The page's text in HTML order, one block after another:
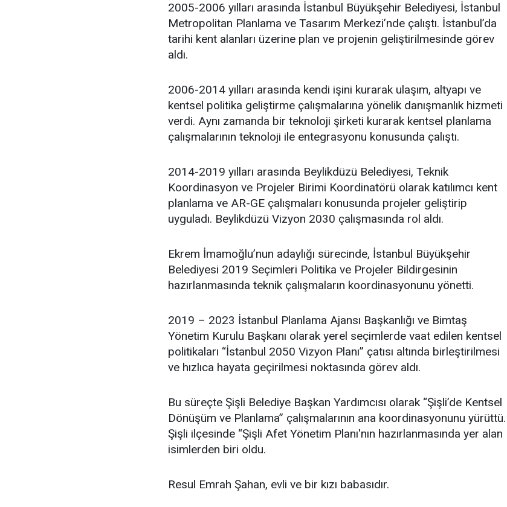
2005-2006 yılları arasında İstanbul Büyükşehir Belediyesi, İstanbul
Metropolitan Planlama ve Tasarım Merkezi’nde çalıştı. İstanbul’da
tarihi kent alanları üzerine plan ve projenin geliştirilmesinde görev
aldı.
2006-2014 yılları arasında kendi işini kurarak ulaşım, altyapı ve
kentsel politika geliştirme çalışmalarına yönelik danışmanlık hizmeti
verdi. Aynı zamanda bir teknoloji şirketi kurarak kentsel planlama
çalışmalarının teknoloji ile entegrasyonu konusunda çalıştı.
2014-2019 yılları arasında Beylikdüzü Belediyesi, Teknik
Koordinasyon ve Projeler Birimi Koordinatörü olarak katılımcı kent
planlama ve AR-GE çalışmaları konusunda projeler geliştirip
uyguladı. Beylikdüzü Vizyon 2030 çalışmasında rol aldı.
Ekrem İmamoğlu’nun adaylığı sürecinde, İstanbul Büyükşehir
Belediyesi 2019 Seçimleri Politika ve Projeler Bildirgesinin
hazırlanmasında teknik çalışmaların koordinasyonunu yönetti.
2019 – 2023 İstanbul Planlama Ajansı Başkanlığı ve Bimtaş
Yönetim Kurulu Başkanı olarak yerel seçimlerde vaat edilen kentsel
politikaları “İstanbul 2050 Vizyon Planı” çatısı altında birleştirilmesi
ve hızlıca hayata geçirilmesi noktasında görev aldı.
Bu süreçte Şişli Belediye Başkan Yardımcısı olarak “Şişli’de Kentsel
Dönüşüm ve Planlama” çalışmalarının ana koordinasyonunu yürüttü.
Şişli ilçesinde “Şişli Afet Yönetim Planı'nın hazırlanmasında yer alan
isimlerden biri oldu.
Resul Emrah Şahan, evli ve bir kızı babasıdır.